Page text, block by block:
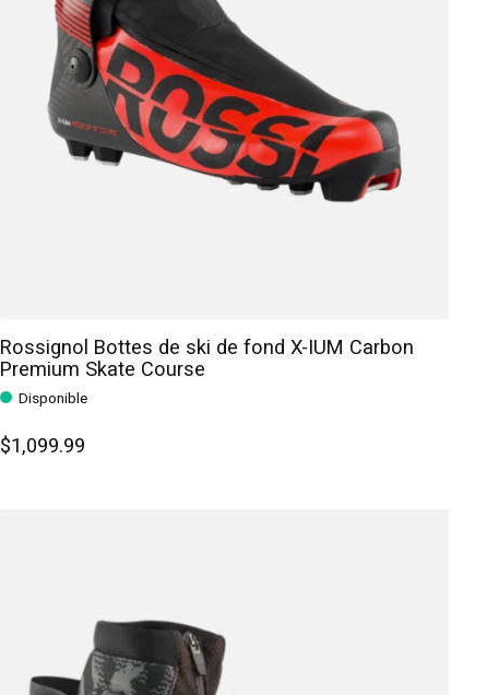
Rossignol Bottes de ski de fond X-IUM Carbon
Premium Skate Course
Disponible
$1,099.99